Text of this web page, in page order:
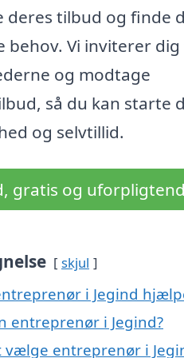
deres tilbud og finde
behov. Vi inviterer
og modtage
så du kan starte
og selvtillid.
gratis og
skjul
i Jegind
entreprenør i Jegind?
vælge entreprenør i